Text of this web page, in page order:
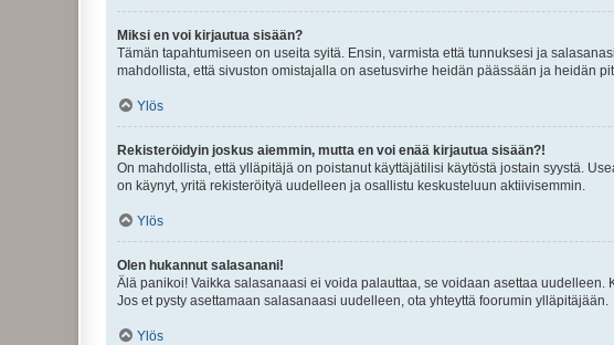
Miksi en voi kirjautua sisään?
Tämän tapahtumiseen on useita syitä. Ensin, varmista että tunnuksesi ja
mahdollista, että sivuston omistajalla on asetusvirhe heidän päässään ja heidän
Ylös
Rekisteröidyin joskus aiemmin, mutta en voi enää kirjautua sisään?!
On mahdollista, että ylläpitäjä on poistanut käyttäjätilisi käytöstä jostain syystä.
on käynyt, yritä rekisteröityä uudelleen ja osallistu keskusteluun aktiivisemmin.
Ylös
Olen hukannut salasanani!
Älä panikoi! Vaikka salasanaasi ei voida palauttaa, se voidaan asettaa uudelleen.
Jos et pysty asettamaan salasanaasi uudelleen, ota yhteyttä foorumin ylläpitäjään.
Ylös